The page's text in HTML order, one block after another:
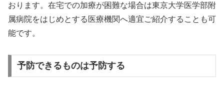
おります。在宅での加療が困難な場合は東京大学医学部附
属病院をはじめとする医療機関へ適宜ご紹介することも可
能です。
予防できるものは予防する